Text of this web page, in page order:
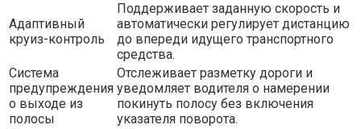
Адаптивный
круиз-контроль
Поддерживает заданную скорость и
автоматически регулирует дистанцию
до впереди идущего транспортного
средства.
Система
предупреждения
о выходе из
полосы
Отслеживает разметку дороги и
уведомляет водителя о намерении
покинуть полосу без включения
указателя поворота.